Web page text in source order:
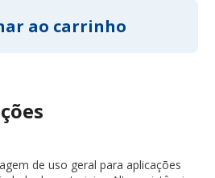
de uso geral para aplicações